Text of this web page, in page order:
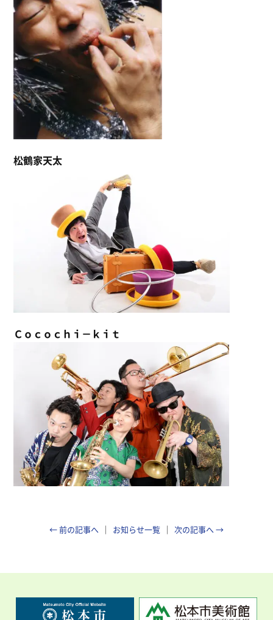
松鶴家天太
Ｃｏｃｏｃｈｉ－ｋｉｔ
← 前の記事へ お知らせ一覧 次の記事へ →